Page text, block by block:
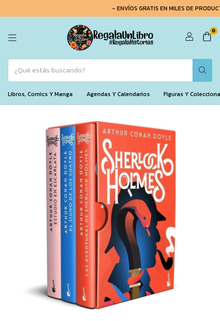
- ENVÍOS GRATIS EN MILES DE
0
Libros, Comics Y Manga Agendas Y Calendarios Figuras Y